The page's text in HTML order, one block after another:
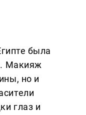
была
Макияж
но и
глаз и